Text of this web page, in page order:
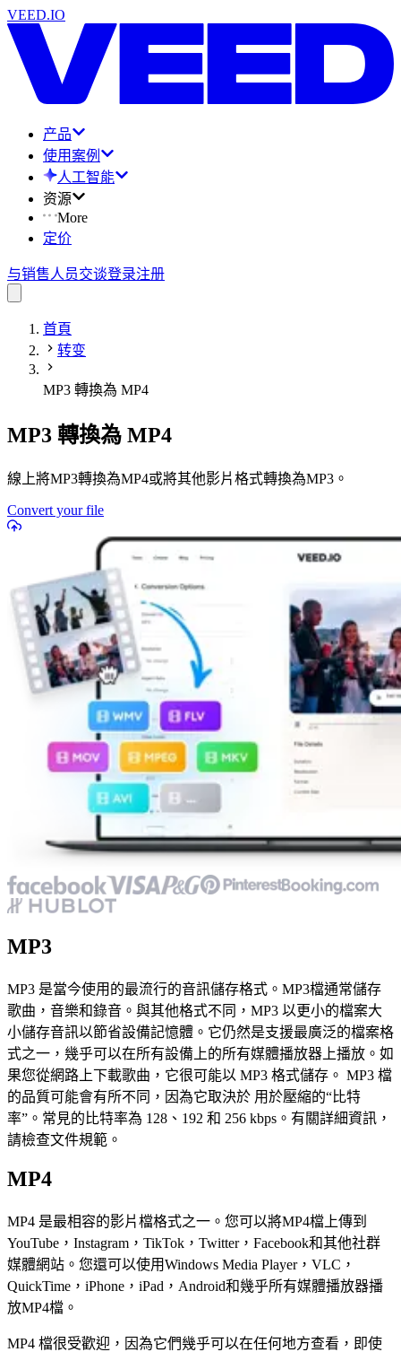
VEED.IO
产品
使用案例
人工智能
资源
More
定价
与销售人员交谈登录注册
首頁
转变
MP3 轉換為 MP4
MP3 轉換為 MP4
線上將MP3轉換為MP4或將其他影片格式轉換為MP3。
Convert your file
MP3
MP3 是當今使用的最流行的音訊儲存格式。MP3檔通常儲存
歌曲，音樂和錄音。與其他格式不同，MP3 以更小的檔案大
小儲存音訊以節省設備記憶體。它仍然是支援最廣泛的檔案格
式之一，幾乎可以在所有設備上的所有媒體播放器上播放。如
果您從網路上下載歌曲，它很可能以 MP3 格式儲存。 MP3 檔
的品質可能會有所不同，因為它取決於 用於壓縮的“比特
率”。常見的比特率為 128、192 和 256 kbps。有關詳細資訊，
請檢查文件規範。
MP4
MP4 是最相容的影片檔格式之一。您可以將MP4檔上傳到
YouTube，Instagram，TikTok，Twitter，Facebook和其他社群
媒體網站。您還可以使用Windows Media Player，VLC，
QuickTime，iPhone，iPad，Android和幾乎所有媒體播放器播
放MP4檔。
MP4 檔很受歡迎，因為它們幾乎可以在任何地方查看，即使